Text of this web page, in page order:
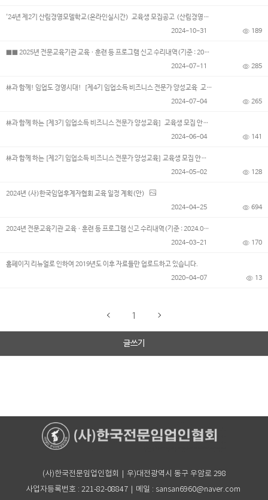
'24년 제2기 산림경영모델학교(온라인실시간) 교육생 모집공고 (산림경영자양성과정)
189
2024-10-31
■■ 2025년 전문교육기관 교육 · 훈련 등 프로그램 신고 수리내역(기준 : 2025.08.25.)■■
285
2024-07-11
林과 함께! 임업도 경영시대! [제4기 임업소득 비즈니스 전문가 양성교육 교육생 모집]
265
2024-07-04
林과 함께 하는 [제3기 임업소득 비즈니스 전문가 양성교육] 교육생 모집 안내
141
2024-06-04
林과 함께 하는 [제2기 임업소득 비즈니스 전문가 양성교육] 교육생 모집 안내
128
2024-05-02
2024년 (사)한국임업후계자협회 교육 일정 계획(안)
694
2024-04-25
2024년 전문교육기관 교육 · 훈련 등 프로그램 신고 수리내역(기준 : 2024.03.11)
170
2024-03-21
홈페이지 리뉴얼로 인하여 2019년도 이후 자료들만 업로드하고 있습니다.
13
2020-04-07
1
글쓰기
(사)한국전문임업인협회｜우)대전광역시 동구 우암로 298
사업자등록번호 : 221-82-08847｜메일 : sansan6960@naver.com